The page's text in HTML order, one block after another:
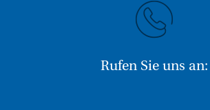
Rufen Sie uns an: